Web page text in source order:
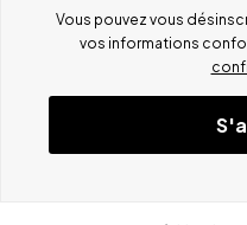
Vous pouvez vous
vos informations